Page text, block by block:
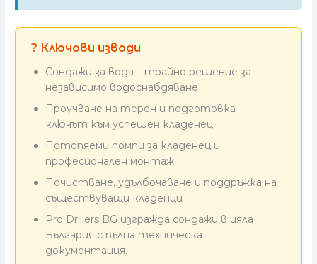
? Ключови изводи
Сондажи за вода – трайно решение за
независимо водоснабдяване
Проучване на терен и подготовка –
ключът към успешен кладенец
Потопяеми помпи за кладенец и
професионален монтаж
Почистване, удълбочаване и поддръжка на
съществуващи кладенци
Pro Drillers BG изгражда сондажи в цяла
България с пълна техническа
документация.